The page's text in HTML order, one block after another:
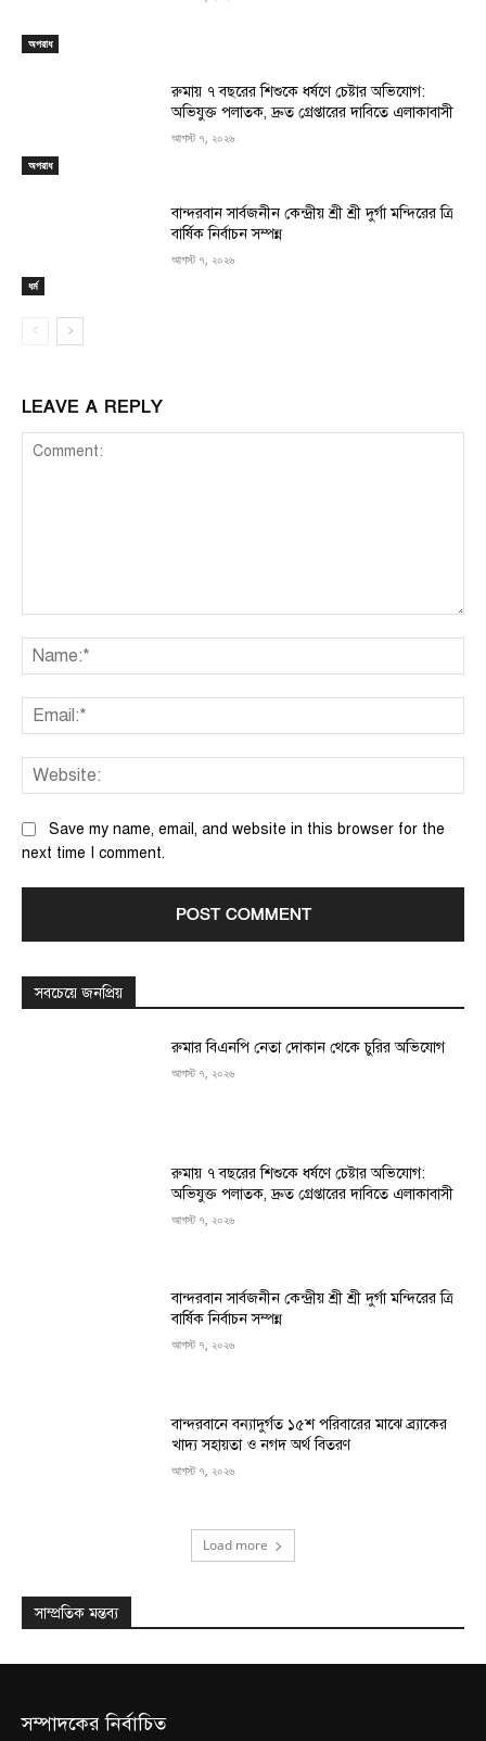
অপরাধ
অপরাধ
রুমায় ৭ বছরের শিশুকে ধর্ষণে চেষ্টার অভিযোগ:
অভিযুক্ত পলাতক, দ্রুত গ্রেপ্তারের দাবিতে এলাকাবাসী
আগস্ট ৭, ২০২৬
ধর্ম
বান্দরবান সার্বজনীন কেন্দ্রীয় শ্রী শ্রী দুর্গা মন্দিরের ত্রি
বার্ষিক নির্বাচন সম্পন্ন
আগস্ট ৭, ২০২৬
LEAVE A REPLY
Save my name, email, and website in this browser for the
next time I comment.
সবচেয়ে জনপ্রিয়
রুমার বিএনপি নেতা দোকান থেকে চুরির অভিযোগ
আগস্ট ৭, ২০২৬
রুমায় ৭ বছরের শিশুকে ধর্ষণে চেষ্টার অভিযোগ:
অভিযুক্ত পলাতক, দ্রুত গ্রেপ্তারের দাবিতে এলাকাবাসী
আগস্ট ৭, ২০২৬
বান্দরবান সার্বজনীন কেন্দ্রীয় শ্রী শ্রী দুর্গা মন্দিরের ত্রি
বার্ষিক নির্বাচন সম্পন্ন
আগস্ট ৭, ২০২৬
বান্দরবানে বন্যাদুর্গত ১৫শ পরিবারের মাঝে ব্র্যাকের
খাদ্য সহায়তা ও নগদ অর্থ বিতরণ
আগস্ট ৭, ২০২৬
Load more
সাম্প্রতিক মন্তব্য
সম্পাদকের নির্বাচিত